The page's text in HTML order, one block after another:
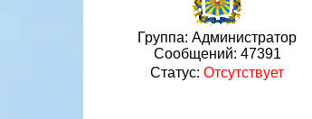
Группа: Администратор
Сообщений: 47391
Статус: Отсутствует